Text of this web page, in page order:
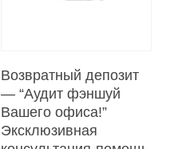
В Корзину
Возвратный депозит
— “Аудит фэншуй
Вашего офиса!”
Эксклюзивная